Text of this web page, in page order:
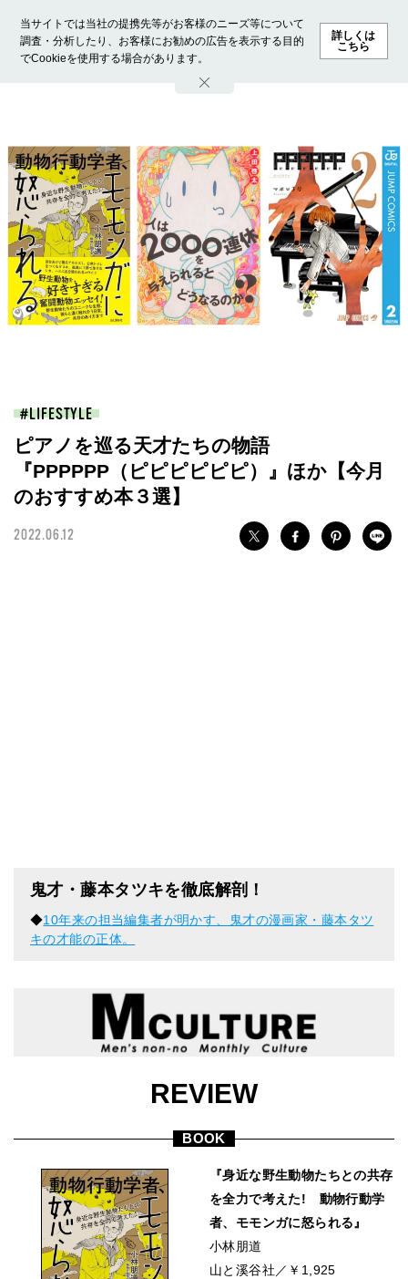
当サイトでは当社の提携先等がお客様のニーズ等について
調査・分析したり、お客様にお勧めの広告を表示する目的
でCookieを使用する場合があります。
詳しくは
こちら
ホーム モデル募集 ランキング ファッション ビューテ
LIFESTYLE
ピアノを巡る天才たちの物語
『PPPPPP（ピピピピピピ）』ほか【今月
のおすすめ本３選】
2022.06.12
鬼才・藤本タツキを徹底解剖！
◆10年来の担当編集者が明かす、鬼才の漫画家・藤本タツ
キの才能の正体。
REVIEW
BOOK
『身近な野生動物たちとの共存
を全力で考えた! 動物行動学
者、モモンガに怒られる』
小林朋道
山と溪谷社／￥1,925